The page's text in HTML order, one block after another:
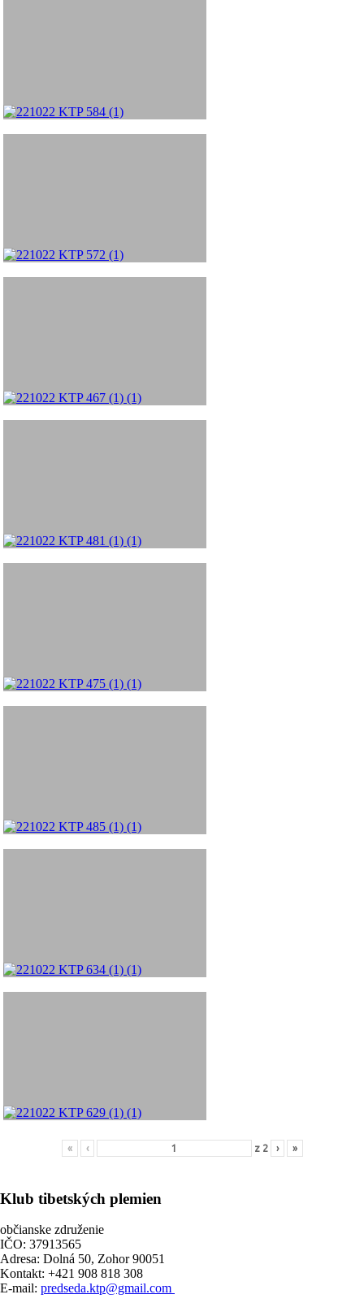
« ‹ z 2 › »
Klub tibetských plemien
občianske združenie
IČO: 37913565
Adresa: Dolná 50, Zohor 90051
Kontakt: +421 908 818 308
E-mail: predseda.ktp@gmail.com